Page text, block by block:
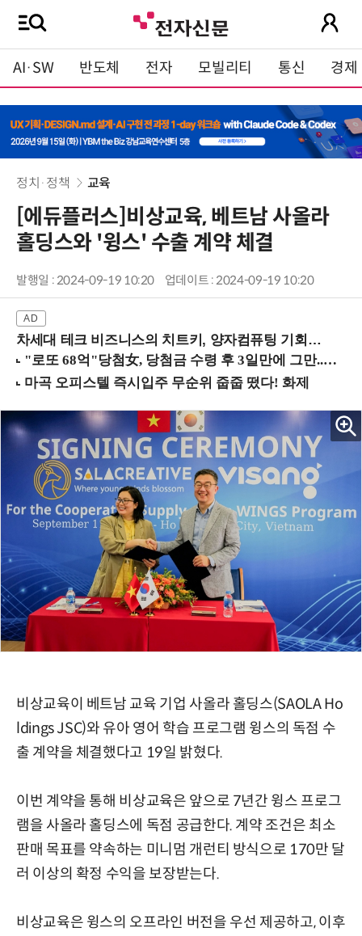
AI·SW 반도체 전자 모빌리티 통신 경제
정치·정책 교육
[에듀플러스]비상교육, 베트남 사올라
홀딩스와 '윙스' 수출 계약 체결
발행일 : 2024-09-19 10:20 업데이트 : 2024-09-19 10:20
차세대 테크 비즈니스의 치트키, 양자컴퓨팅 기회를 선점하라! (8/28 강남역)
비상교육이 베트남 교육 기업 사올라 홀딩스(SAOLA Ho
ldings JSC)와 유아 영어 학습 프로그램 윙스의 독점 수
출 계약을 체결했다고 19일 밝혔다.
이번 계약을 통해 비상교육은 앞으로 7년간 윙스 프로그
램을 사올라 홀딩스에 독점 공급한다. 계약 조건은 최소
판매 목표를 약속하는 미니멈 개런티 방식으로 170만 달
러 이상의 확정 수익을 보장받는다.
비상교육은 윙스의 오프라인 버전을 우선 제공하고, 이후